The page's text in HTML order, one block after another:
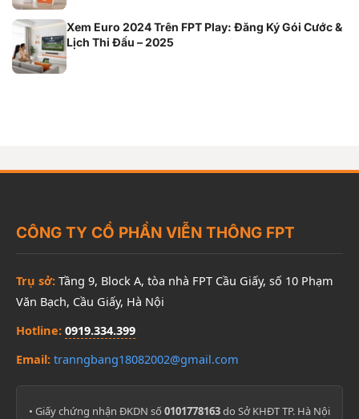
Xem Euro 2024 Trên FPT Play: Đăng Ký Gói Cước &
Lịch Thi Đấu – 2025
CÔNG TY CỔ PHẦN VIỄN THÔNG FPT
Trụ sở: Tầng 9, Block A, tòa nhà FPT Cầu Giấy, số 10 Phạm
Văn Bạch, Cầu Giấy, Hà Nội
Hotline: 0919.334.399
Email: tranngbang18082002@gmail.com
• Giấy chứng nhận ĐKDN số 0101778163do Sở KHĐT TP. Hà Nội